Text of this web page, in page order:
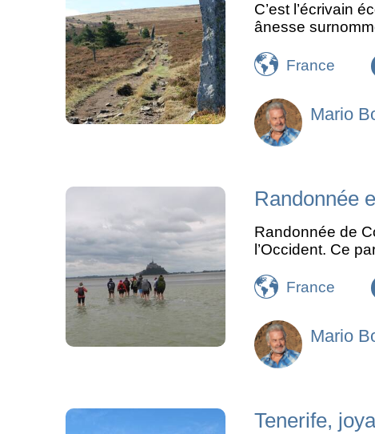
C’est l’écrivain
ânesse
France
Mario
Randonnée
Randonnée de
l’Occident. Ce
France
Mario
Tenerife,